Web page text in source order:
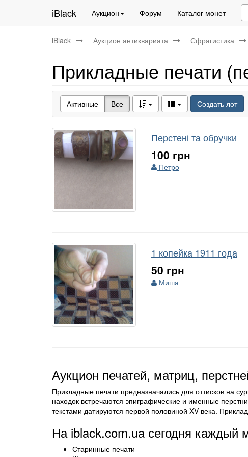
iBlack Аукцион Форум Каталог монет
iBlack Аукцион антиквариата Сфрагистика
Прикладные печати
Активные Все Создать лот
Перстені та обручки
100 грн
Петро
1 копейка 1911 года
50 грн
Миша
Аукцион печатей, матриц,
Прикладные печати предназначались для оттисков на
находок встречаются эпиграфические и именные
текстами датируются первой половиной XV века.
На iblack.com.ua сегодня каждый
Старинные печати